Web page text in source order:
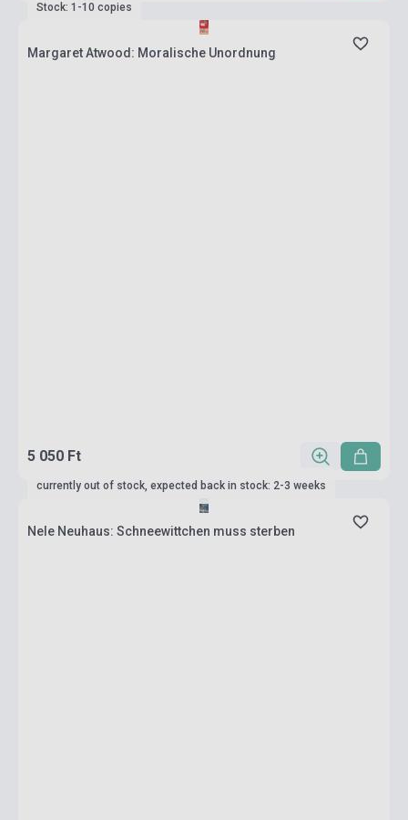
Stock: 1-10 copies
Margaret Atwood: Moralische Unordnung
5 050 Ft
currently out of stock, expected back in stock: 2-3 weeks
Nele Neuhaus: Schneewittchen muss sterben